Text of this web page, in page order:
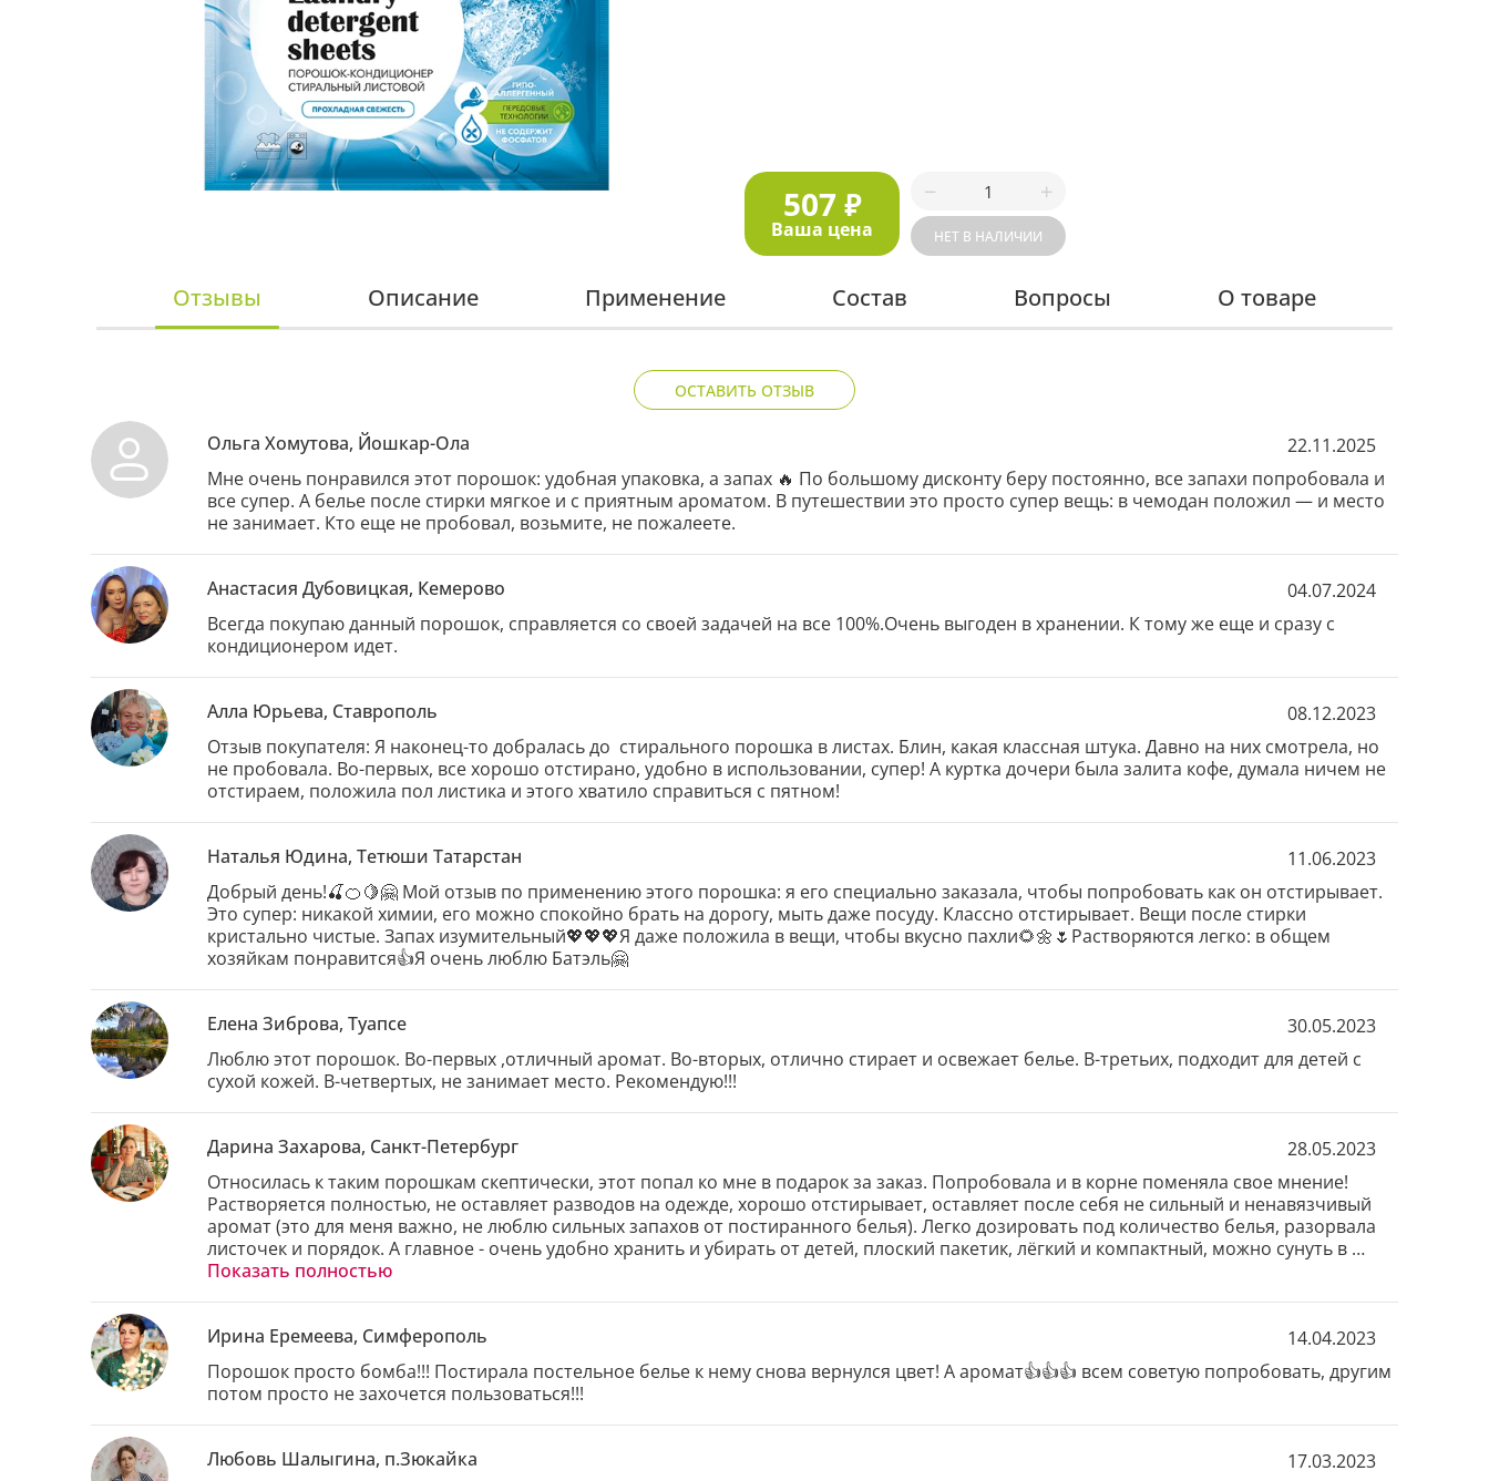
507 ₽
Ваша цена НЕТ В НАЛИЧИИ
Отзывы Описание Применение Состав Вопросы О товаре
ОСТАВИТЬ ОТЗЫВ
Ольга Хомутова, Йошкар-Ола
22.11.2025
Мне очень понравился этот порошок: удобная упаковка, а запах 🔥 По большому дисконту беру постоянно, все запахи попробовала и
все супер. А белье после стирки мягкое и с приятным ароматом. В путешествии это просто супер вещь: в чемодан положил — и место
не занимает. Кто еще не пробовал, возьмите, не пожалеете.
Анастасия Дубовицкая, Кемерово
04.07.2024
Всегда покупаю данный порошок, справляется со своей задачей на все 100%.Очень выгоден в хранении. К тому же еще и сразу с
кондиционером идет.
Алла Юрьева, Ставрополь
08.12.2023
Отзыв покупателя: Я наконец-то добралась до  стирального порошка в листах. Блин, какая классная штука. Давно на них смотрела, но
не пробовала. Во-первых, все хорошо отстирано, удобно в использовании, супер! А куртка дочери была залита кофе, думала ничем не
отстираем, положила пол листика и этого хватило справиться с пятном!
Наталья Юдина, Тетюши Татарстан
11.06.2023
Добрый день!🍒🍊🍋🤗 Мой отзыв по применению этого порошка: я его специально заказала, чтобы попробовать как он отстирывает.
Это супер: никакой химии, его можно спокойно брать на дорогу, мыть даже посуду. Классно отстирывает. Вещи после стирки
кристально чистые. Запах изумительный💖💖💖Я даже положила в вещи, чтобы вкусно пахли🌻🌼🌷Растворяются легко: в общем
хозяйкам понравится👍Я очень люблю Батэль🤗
Елена Зиброва, Туапсе
30.05.2023
Люблю этот порошок. Во-первых ,отличный аромат. Во-вторых, отлично стирает и освежает белье. В-третьих, подходит для детей с
сухой кожей. В-четвертых, не занимает место. Рекомендую!!!
Дарина Захарова, Санкт-Петербург
28.05.2023
Относилась к таким порошкам скептически, этот попал ко мне в подарок за заказ. Попробовала и в корне поменяла свое мнение!
Растворяется полностью, не оставляет разводов на одежде, хорошо отстирывает, оставляет после себя не сильный и ненавязчивый
аромат (это для меня важно, не люблю сильных запахов от постиранного белья). Легко дозировать под количество белья, разорвала
листочек и порядок. А главное - очень удобно хранить и убирать от детей, плоский пакетик, лёгкий и компактный, можно сунуть в
любой недоступный детям угол. Ну и конечно взять с собой, например, в поездку, если предполагается стирка (отпуск и т.д).
Показать полностью
Ирина Еремеева, Симферополь
14.04.2023
Порошок просто бомба!!! Постирала постельное белье к нему снова вернулся цвет! А аромат👍👍👍 всем советую попробовать, другим
потом просто не захочется пользоваться!!!
Любовь Шалыгина, п.Зюкайка
17.03.2023